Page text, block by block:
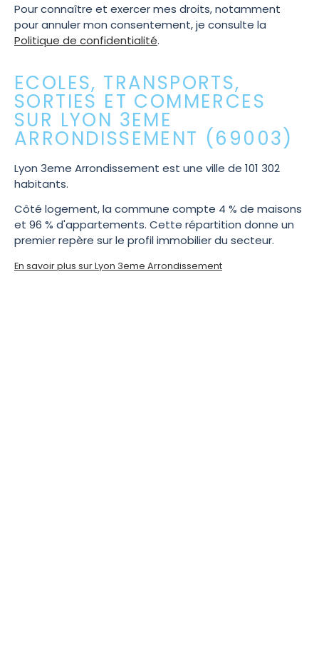
Pour connaître et exercer mes droits, notamment
pour annuler mon consentement, je consulte la
Politique de confidentialité.
ECOLES, TRANSPORTS,
SORTIES ET COMMERCES
SUR LYON 3EME
ARRONDISSEMENT (69003)
Lyon 3eme Arrondissement est une ville de 101 302
habitants.
Côté logement, la commune compte 4 % de maisons
et 96 % d'appartements. Cette répartition donne un
premier repère sur le profil immobilier du secteur.
En savoir plus sur Lyon 3eme Arrondissement